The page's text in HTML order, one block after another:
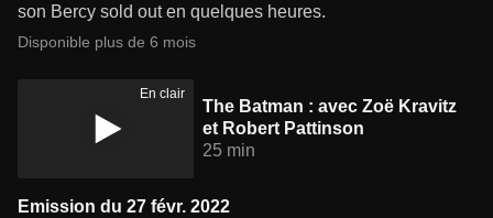
son Bercy sold out en quelques heures.
Disponible plus de 6 mois
En clair
The Batman : avec Zoë Kravitz
et Robert Pattinson
25 min
Emission du 27 févr. 2022